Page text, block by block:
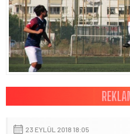
23 EYLÜL 2018 18:05